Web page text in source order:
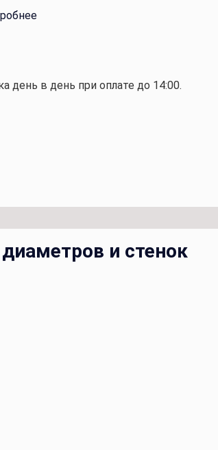
день в день при оплате до 14:00.
и стенок